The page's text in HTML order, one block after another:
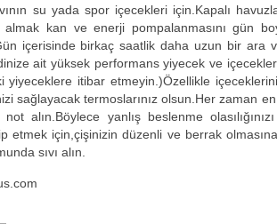
su yada spor içecekleri için.Kapalı
almak kan ve enerji pompalanmasını gün
içerisinde birkaç saatlik daha uzun bir ara
ait yüksek performans yiyecek ve
yiyeceklere itibar etmeyin.)Özellikle
sağlayacak termoslarınız olsun.Her zaman
alın.Böylece yanlış beslenme olasılığınızı
etmek için,çişinizin düzenli ve berrak
sıvı alın.